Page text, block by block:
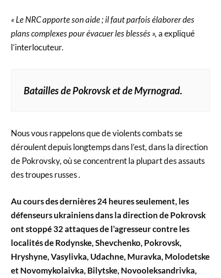
« Le NRC apporte son aide ; il faut parfois élaborer des
plans complexes pour évacuer les blessés »,a expliqué
l’interlocuteur.
Batailles de Pokrovsk et de Myrnograd.
Nous vous rappelons que de violents combats se
déroulent depuis longtemps dans l’est, dans la direction
de Pokrovsky, où se concentrent la plupart des assauts
des troupes russes .
Au cours des dernières 24 heures seulement, les
défenseurs ukrainiens dans la direction de Pokrovsk
ont stoppé 32 attaques de l’agresseur contre les
localités de Rodynske, Shevchenko, Pokrovsk,
Hryshyne, Vasylivka, Udachne, Muravka, Molodetske
et Novomykolaivka, Bilytske, Novooleksandrivka,